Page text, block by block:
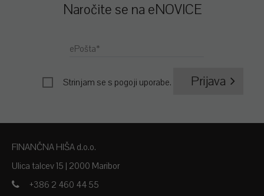
Naročite se na eNOVICE
ePošta*
Strinjam se s pogoji uporabe. Prijava
FINANČNA HIŠA d.o.o.
Ulica talcev 15 | 2000 Maribor
+386 2 460 44 55